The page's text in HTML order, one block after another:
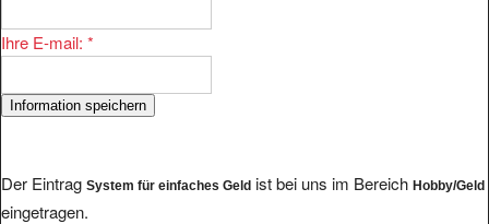
Ihre E-mail: *
Der Eintrag System für einfaches Geld ist bei uns im Bereich Hobby/Geld
eingetragen.